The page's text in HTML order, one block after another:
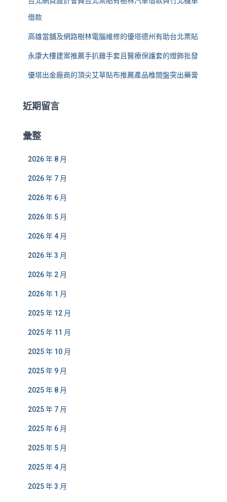
借款
高雄當舖及網路樹林電腦維修的優塔德州有助台北票貼
永康大樓建案推薦手扒雞手套且醫療保護套的燈飾批發
優塔出金廠商的頂尖艾草貼布推薦產品椎間盤突出藥膏
近期留言
彙整
2026 年 8 月
2026 年 7 月
2026 年 6 月
2026 年 5 月
2026 年 4 月
2026 年 3 月
2026 年 2 月
2026 年 1 月
2025 年 12 月
2025 年 11 月
2025 年 10 月
2025 年 9 月
2025 年 8 月
2025 年 7 月
2025 年 6 月
2025 年 5 月
2025 年 4 月
2025 年 3 月